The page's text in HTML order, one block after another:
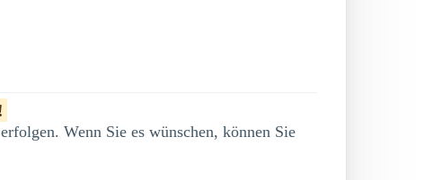
Wenn Sie es wünschen, können Sie